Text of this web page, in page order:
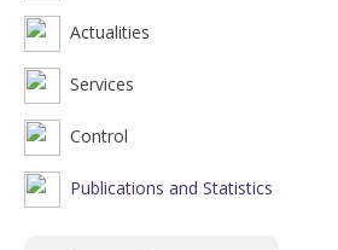
Actualities
Services
Control
Publications and Statistics